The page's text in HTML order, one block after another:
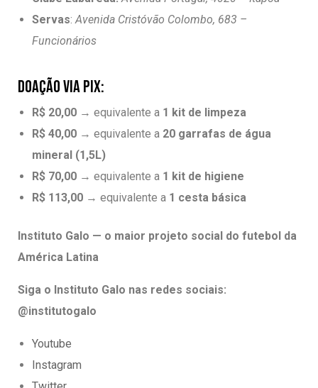
Servas: Avenida Cristóvão Colombo, 683 –
Funcionários
DOAÇÃO VIA PIX:
R$ 20,00 → equivalente a 1 kit de limpeza
R$ 40,00 → equivalente a 20 garrafas de água
mineral (1,5L)
R$ 70,00 → equivalente a 1 kit de higiene
R$ 113,00 → equivalente a 1 cesta básica
Instituto Galo — o maior projeto social do futebol da
América Latina
Siga o Instituto Galo nas redes sociais:
@institutogalo
Youtube
Instagram